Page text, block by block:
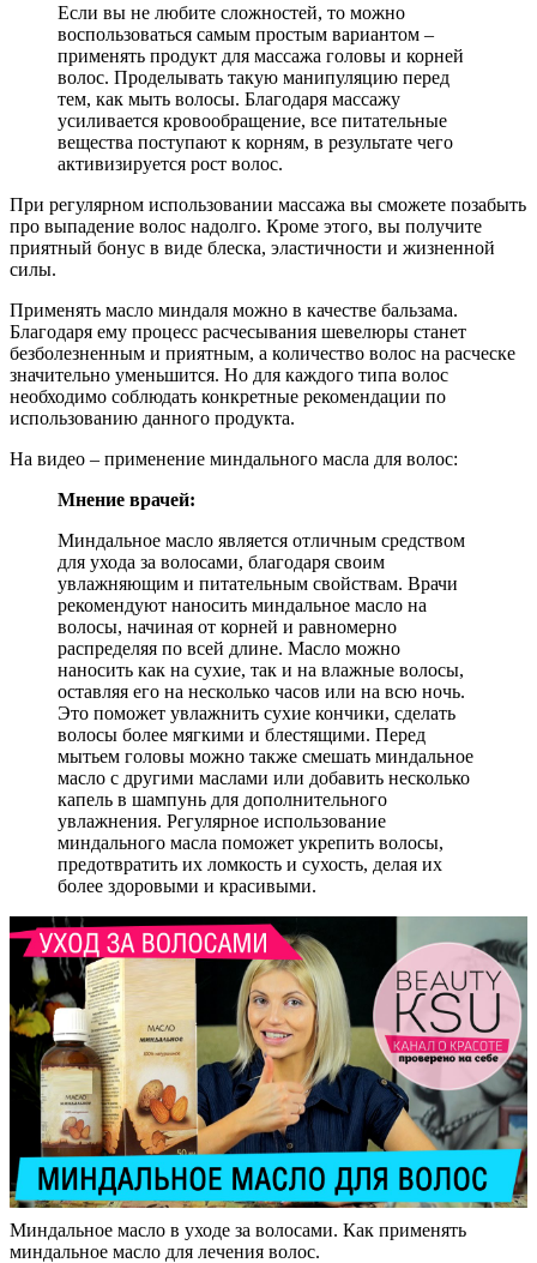
Если вы не любите сложностей, то можно
воспользоваться самым простым вариантом –
применять продукт для массажа головы и корней
волос. Проделывать такую манипуляцию перед
тем, как мыть волосы. Благодаря массажу
усиливается кровообращение, все питательные
вещества поступают к корням, в результате чего
активизируется рост волос.
При регулярном использовании массажа вы сможете позабыть
про выпадение волос надолго. Кроме этого, вы получите
приятный бонус в виде блеска, эластичности и жизненной
силы.
Применять масло миндаля можно в качестве бальзама.
Благодаря ему процесс расчесывания шевелюры станет
безболезненным и приятным, а количество волос на расческе
значительно уменьшится. Но для каждого типа волос
необходимо соблюдать конкретные рекомендации по
использованию данного продукта.
На видео – применение миндального масла для волос:
Мнение врачей:
Миндальное масло является отличным средством
для ухода за волосами, благодаря своим
увлажняющим и питательным свойствам. Врачи
рекомендуют наносить миндальное масло на
волосы, начиная от корней и равномерно
распределяя по всей длине. Масло можно
наносить как на сухие, так и на влажные волосы,
оставляя его на несколько часов или на всю ночь.
Это поможет увлажнить сухие кончики, сделать
волосы более мягкими и блестящими. Перед
мытьем головы можно также смешать миндальное
масло с другими маслами или добавить несколько
капель в шампунь для дополнительного
увлажнения. Регулярное использование
миндального масла поможет укрепить волосы,
предотвратить их ломкость и сухость, делая их
более здоровыми и красивыми.
Миндальное масло в уходе за волосами. Как применять
миндальное масло для лечения волос.